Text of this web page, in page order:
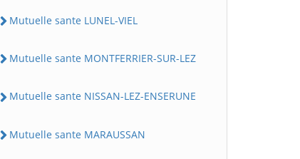
Mutuelle sante LUNEL-VIEL
Mutuelle sante MONTFERRIER-SUR-LEZ
Mutuelle sante NISSAN-LEZ-ENSERUNE
Mutuelle sante MARAUSSAN